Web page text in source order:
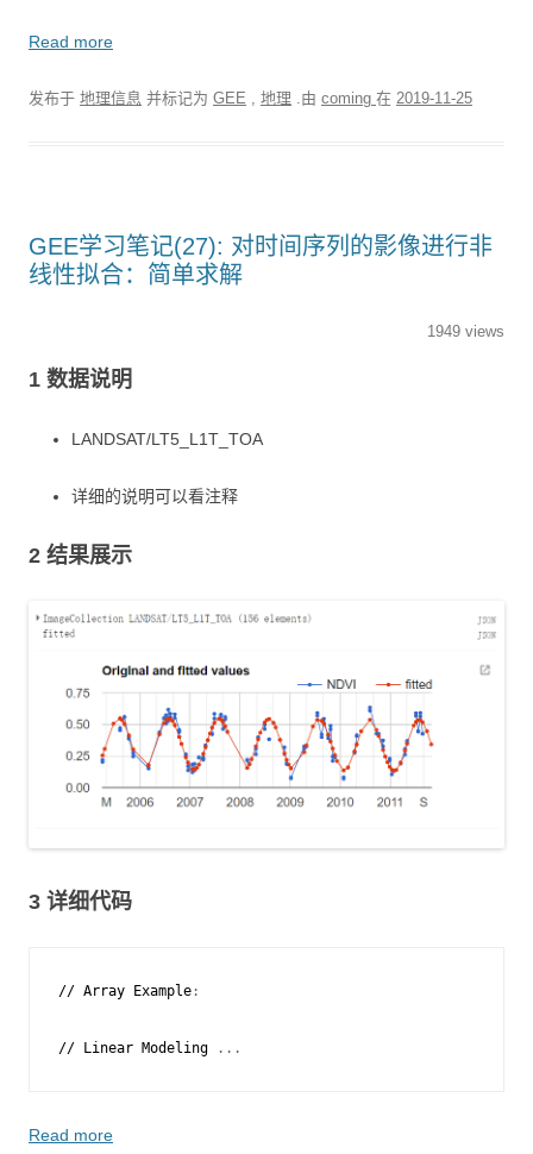
Read more
发布于 地理信息 并标记为 GEE 地理 .由 coming 在 2019-11-25
GEE学习笔记(27): 对时间序列的影像进行非
线性拟合：简单求解
1949 views
1 数据说明
LANDSAT/LT5_L1T_TOA
详细的说明可以看注释
2 结果展示
3 详细代码
// Array Example :
// Linear Modeling ...
Read more